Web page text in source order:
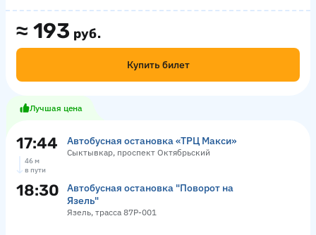
≈ 193 руб.
Купить билет
Лучшая цена
17:44 Автобусная остановка «ТРЦ Макси»
Сыктывкар, проспект Октябрьский
46 м
в пути
18:30
Автобусная остановка "Поворот на
Язель"
Язель, трасса 87Р-001